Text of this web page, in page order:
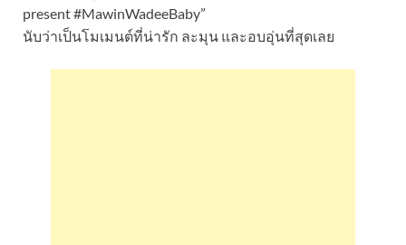
present #MawinWadeeBaby”
นับว่าเป็นโมเมนต์ที่น่ารัก ละมุน และอบอุ่นที่สุดเลย